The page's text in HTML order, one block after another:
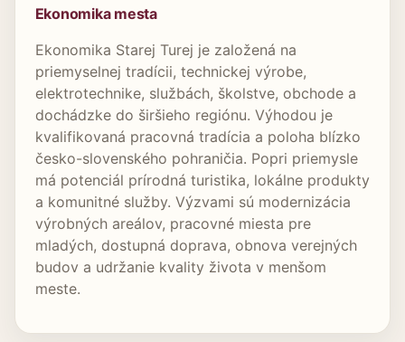
Ekonomika mesta
Ekonomika Starej Turej je založená na
priemyselnej tradícii, technickej výrobe,
elektrotechnike, službách, školstve, obchode a
dochádzke do širšieho regiónu. Výhodou je
kvalifikovaná pracovná tradícia a poloha blízko
česko-slovenského pohraničia. Popri priemysle
má potenciál prírodná turistika, lokálne produkty
a komunitné služby. Výzvami sú modernizácia
výrobných areálov, pracovné miesta pre
mladých, dostupná doprava, obnova verejných
budov a udržanie kvality života v menšom
meste.